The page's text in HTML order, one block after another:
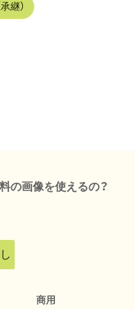
継）
の画像を使えるの？
商用